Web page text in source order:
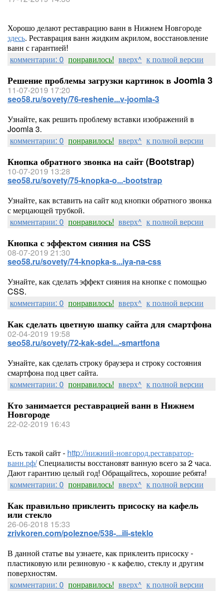
Хорошо делают реставрацию ванн в Нижнем Новгороде
здесь. Реставрация ванн жидким акрилом, восстановление
ванн с гарантией!
комментарии: 0 понравилось! вверх^ к полной версии
Решение проблемы загрузки картинок в Joomla 3
11-07-2019 17:20
seo58.ru/sovety/76-reshenie...v-joomla-3
Узнайте, как решить проблему вставки изображений в
Joomla 3.
комментарии: 0 понравилось! вверх^ к полной версии
Кнопка обратного звонка на сайт (Bootstrap)
10-07-2019 13:28
seo58.ru/sovety/75-knopka-o...-bootstrap
Узнайте, как вставить на сайт код кнопки обратного звонка
с мерцающей трубкой.
комментарии: 0 понравилось! вверх^ к полной версии
Кнопка с эффектом сияния на CSS
08-07-2019 21:30
seo58.ru/sovety/74-knopka-s...iya-na-css
Узнайте, как сделать эффект сияния на кнопке с помощью
CSS.
комментарии: 0 понравилось! вверх^ к полной версии
Как сделать цветную шапку сайта для смартфона
02-04-2019 19:58
seo58.ru/sovety/72-kak-sdel...-smartfona
Узнайте, как сделать строку браузера и строку состояния
смартфона под цвет сайта.
комментарии: 0 понравилось! вверх^ к полной версии
Кто занимается реставрацией ванн в Нижнем
Новгороде
22-02-2019 16:43
Есть такой сайт - http://нижний-новгород.реставратор-
ванн.рф/Специалисты восстановят ванную всего за 2 часа.
Дают гарантию целый год! Обращайтесь, хорошие ребята!
комментарии: 0 понравилось! вверх^ к полной версии
Как правильно приклеить присоску на кафель
или стекло
26-06-2018 15:33
zrivkoren.com/poleznoe/538-...ili-steklo
В данной статье вы узнаете, как приклеить присоску -
пластиковую или резиновую - к кафелю, стеклу и другим
поверхностям.
комментарии: 0 понравилось! вверх^ к полной версии